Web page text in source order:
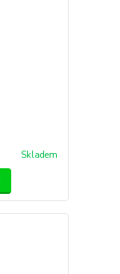
Skladem